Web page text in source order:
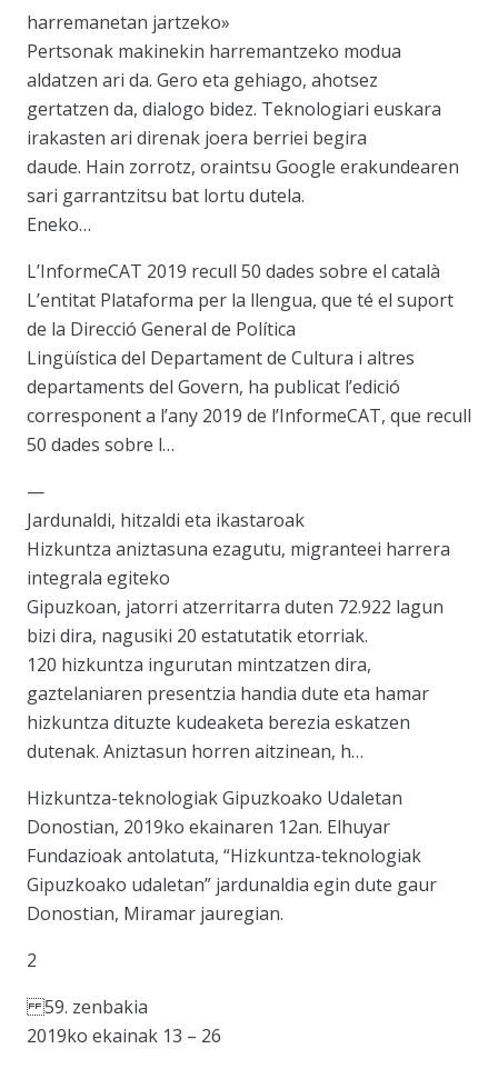
harremanetan jartzeko»
Pertsonak makinekin harremantzeko modua
aldatzen ari da. Gero eta gehiago, ahotsez
gertatzen da, dialogo bidez. Teknologiari euskara
irakasten ari direnak joera berriei begira
daude. Hain zorrotz, oraintsu Google erakundearen
sari garrantzitsu bat lortu dutela.
Eneko…
L’InformeCAT 2019 recull 50 dades sobre el català
L’entitat Plataforma per la llengua, que té el suport
de la Direcció General de Política
Lingüística del Departament de Cultura i altres
departaments del Govern, ha publicat l’edició
corresponent a l’any 2019 de l’InformeCAT, que recull
50 dades sobre l…
—
Jardunaldi, hitzaldi eta ikastaroak
Hizkuntza aniztasuna ezagutu, migranteei harrera
integrala egiteko
Gipuzkoan, jatorri atzerritarra duten 72.922 lagun
bizi dira, nagusiki 20 estatutatik etorriak.
120 hizkuntza ingurutan mintzatzen dira,
gaztelaniaren presentzia handia dute eta hamar
hizkuntza dituzte kudeaketa berezia eskatzen
dutenak. Aniztasun horren aitzinean, h…
Hizkuntza-teknologiak Gipuzkoako Udaletan
Donostian, 2019ko ekainaren 12an. Elhuyar
Fundazioak antolatuta, “Hizkuntza-teknologiak
Gipuzkoako udaletan” jardunaldia egin dute gaur
Donostian, Miramar jauregian.
2
59. zenbakia
2019ko ekainak 13 – 26